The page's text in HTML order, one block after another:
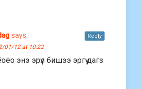
says:
01/12 at 10:22
энэ эрүүл бишээ эргүү дагз
Reply